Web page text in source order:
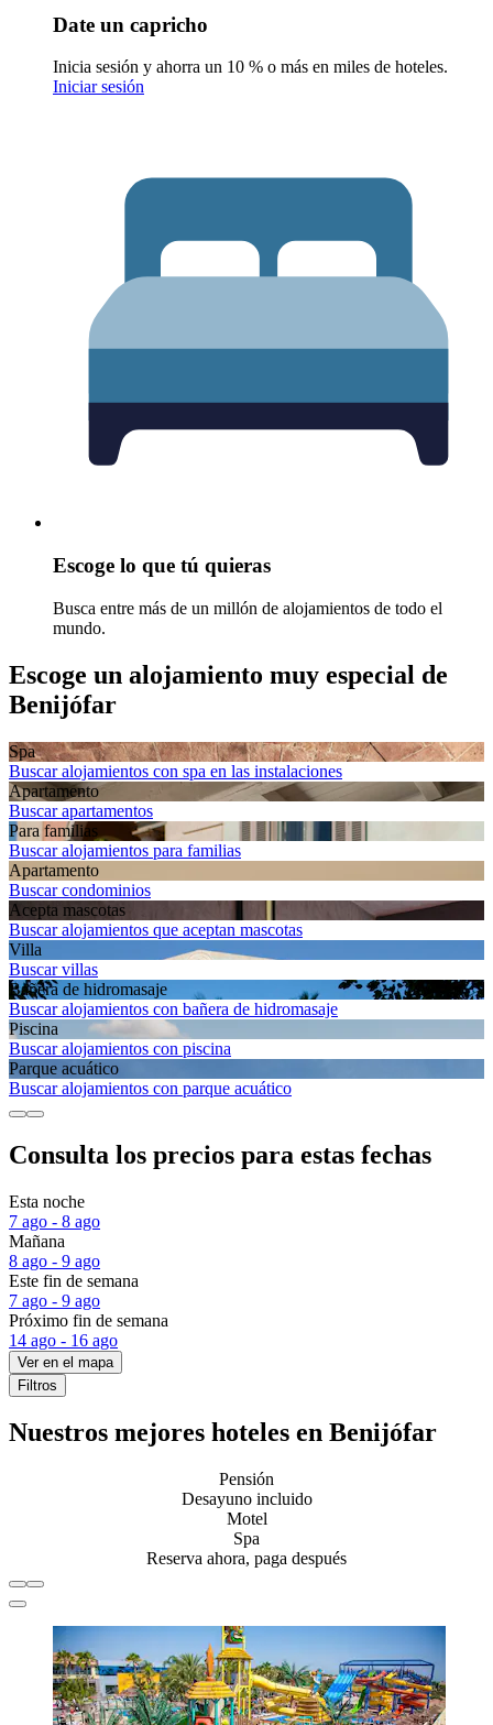
Date un capricho
Inicia sesión y ahorra un 10 % o más en miles de hoteles.
Iniciar sesión
Escoge lo que tú quieras
Busca entre más de un millón de alojamientos de todo el
mundo.
Escoge un alojamiento muy especial de
Benijófar
Spa
Buscar alojamientos con spa en las instalaciones
Apartamento
Buscar apartamentos
Para familias
Buscar alojamientos para familias
Apartamento
Buscar condominios
Acepta mascotas
Buscar alojamientos que aceptan mascotas
Villa
Buscar villas
Bañera de hidromasaje
Buscar alojamientos con bañera de hidromasaje
Piscina
Buscar alojamientos con piscina
Parque acuático
Buscar alojamientos con parque acuático
Consulta los precios para estas fechas
Esta noche
7 ago - 8 ago
Mañana
8 ago - 9 ago
Este fin de semana
7 ago - 9 ago
Próximo fin de semana
14 ago - 16 ago
Ver en el mapa
Filtros
Nuestros mejores hoteles en Benijófar
Pensión
Desayuno incluido
Motel
Spa
Reserva ahora, paga después